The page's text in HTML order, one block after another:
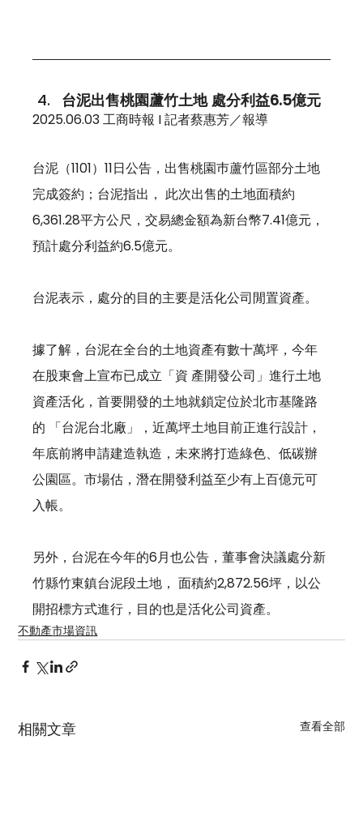
台泥出售桃園蘆竹土地 處分利益6.5億元
2025.06.03 工商時報 I 記者蔡惠芳／報導
台泥（1101）11日公告，出售桃園巿蘆竹區部分土地
完成簽約；台泥指出， 此次出售的土地面積約
6,361.28平方公尺，交易總金額為新台幣7.41億元，
預計處分利益約6.5億元。
台泥表示，處分的目的主要是活化公司閒置資產。
據了解，台泥在全台的土地資產有數十萬坪，今年
在股東會上宣布已成立「資 產開發公司」進行土地
資產活化，首要開發的土地就鎖定位於北市基隆路
的 「台泥台北廠」，近萬坪土地目前正進行設計，
年底前將申請建造執造，未來將打造綠色、低碳辦
公園區。市場估，潛在開發利益至少有上百億元可
入帳。
另外，台泥在今年的6月也公告，董事會決議處分新
竹縣竹東鎮台泥段土地， 面積約2,872.56坪，以公
開招標方式進行，目的也是活化公司資產。
不動產市場資訊
相關文章 查看全部